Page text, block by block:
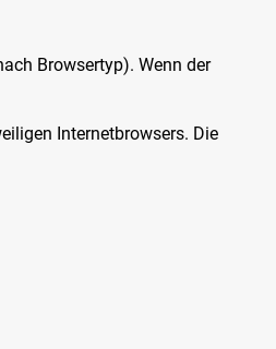
Browsertyp). Wenn der
Internetbrowsers. Die